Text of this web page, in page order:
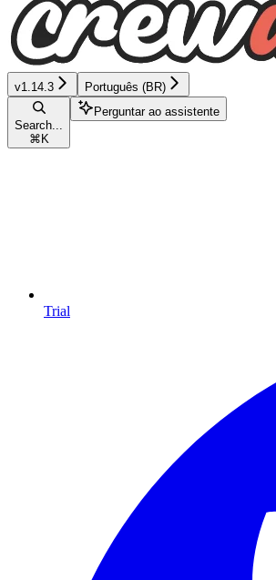
v1.14.3 Português (BR)
Search...
⌘ K
Perguntar ao assistente
Trial